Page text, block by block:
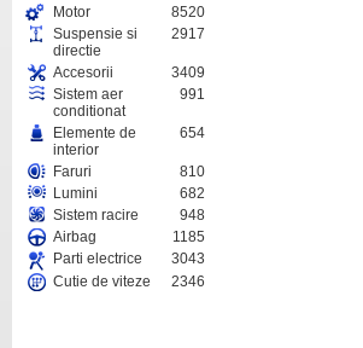
Motor
8520
Suspensie si
directie
2917
Accesorii
3409
Sistem aer
conditionat
991
Elemente de
interior
654
Faruri
810
Lumini
682
Sistem racire
948
Airbag
1185
Parti electrice
3043
Cutie de viteze
2346